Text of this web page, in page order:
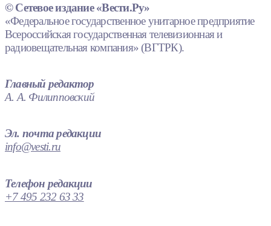
© Сетевое издание «Вести.Ру»
«Федеральное государственное унитарное предприятие
Всероссийская государственная телевизионная и
радиовещательная компания» (ВГТРК).
Главный редактор
А. А. Филипповский
Эл. почта редакции
info@vesti.ru
Телефон редакции
+7 495 232 63 33